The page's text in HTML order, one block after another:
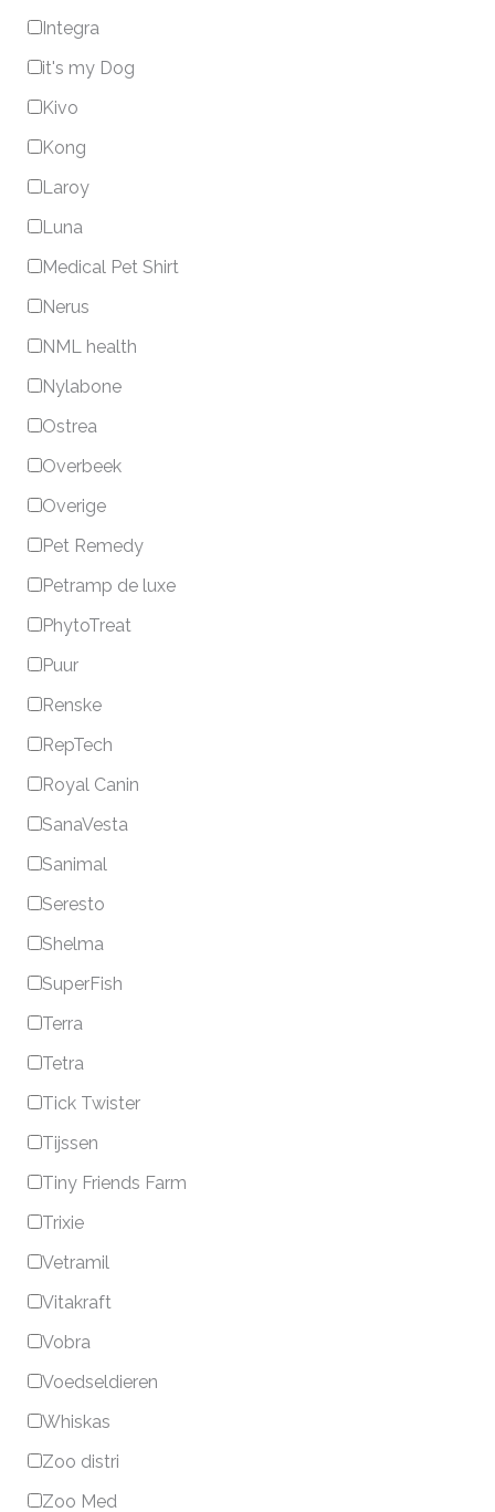
Integra
it's my Dog
Kivo
Kong
Laroy
Luna
Medical Pet Shirt
Nerus
NML health
Nylabone
Ostrea
Overbeek
Overige
Pet Remedy
Petramp de luxe
PhytoTreat
Puur
Renske
RepTech
Royal Canin
SanaVesta
Sanimal
Seresto
Shelma
SuperFish
Terra
Tetra
Tick Twister
Tijssen
Tiny Friends Farm
Trixie
Vetramil
Vitakraft
Vobra
Voedseldieren
Whiskas
Zoo distri
Zoo Med